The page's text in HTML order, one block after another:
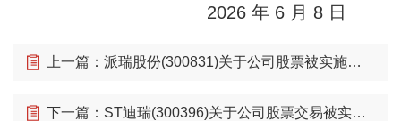
2026 年 6 月 8 日
上一篇：派瑞股份(300831)关于公司股票被实施其他风险警示暨股票停复牌的提示性公告
下一篇：ST迪瑞(300396)关于公司股票交易被实施其他风险警示暨可能被实施退市风险警示相关事项的进展公告